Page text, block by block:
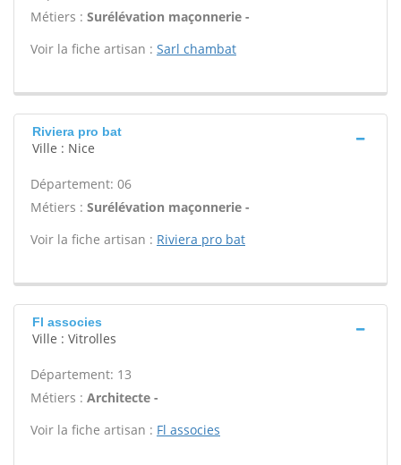
Métiers : Surélévation maçonnerie -
Voir la fiche artisan : Sarl chambat
Riviera pro bat
Ville : Nice
Département: 06
Métiers : Surélévation maçonnerie -
Voir la fiche artisan : Riviera pro bat
Fl associes
Ville : Vitrolles
Département: 13
Métiers : Architecte -
Voir la fiche artisan : Fl associes